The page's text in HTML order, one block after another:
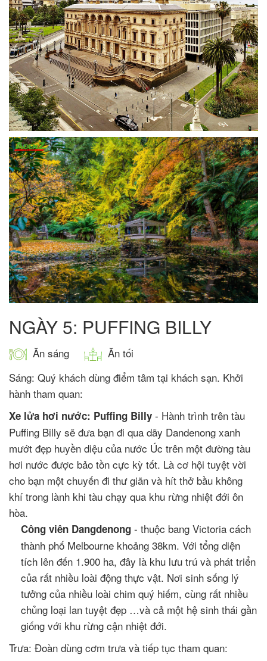
NGÀY 5: PUFFING BILLY
Ăn sáng
Ăn tối
Sáng: Quý khách dùng điểm tâm tại khách sạn. Khởi
hành tham quan:
Xe lửa hơi nước: Puffing Billy - Hành trình trên tàu
Puffing Billy sẽ đưa bạn đi qua dãy Dandenong xanh
mướt đẹp huyền diệu của nước Úc trên một đường tàu
hơi nước được bảo tồn cực kỳ tốt. Là cơ hội tuyệt vời
cho bạn một chuyến đi thư giãn và hít thở bầu không
khí trong lành khi tàu chạy qua khu rừng nhiệt đới ôn
hòa.
Công viên Dangdenong - thuộc bang Victoria cách
thành phố Melbourne khoảng 38km. Với tổng diện
tích lên đến 1.900 ha, đây là khu lưu trú và phát triển
của rất nhiều loài động thực vật. Nơi sinh sống lý
tưởng của nhiều loài chim quý hiếm, cùng rất nhiều
chủng loại lan tuyệt đẹp …và cả một hệ sinh thái gần
giống với khu rừng cận nhiệt đới.
Trưa: Đoàn dùng cơm trưa và tiếp tục tham quan: